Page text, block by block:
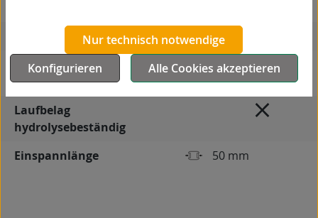
autoklaventauglich
Produkttyp
Frontrad für
Flurförderzeuge
Laufbelag
hydrolysebeständig
Einspannlänge
50 mm
Nur technisch notwendige
Konfigurieren
Alle Cookies akzeptieren